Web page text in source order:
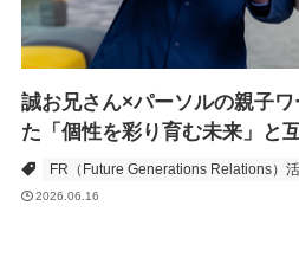
誠お兄さん×パーソルの親子
た「個性を彩り育む未来」と
FR（Future Generations Relations）
2026.06.16